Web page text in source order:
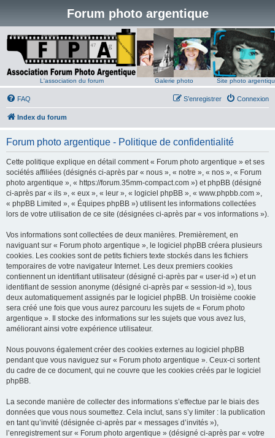
Forum photo argentique
L'association du forum Galerie photo Site photo
FAQ Connexion
S’enregistrer
Index du forum
Forum photo argentique - Politique de confidentialité
Cette politique explique en détail comment « Forum photo argentique » et ses
sociétés affiliées (désignés ci-après par « nous », « notre », « nos », « Forum
photo argentique », « https://forum.35mm-compact.com ») et phpBB (désigné
ci-après par « ils », « eux », « leur », « logiciel phpBB », « www.phpbb.com »,
« phpBB Limited », « Équipes phpBB ») utilisent les informations collectées
lors de votre utilisation de ce site (désignées ci-après par « vos informations »).
Vos informations sont collectées de deux manières. Premièrement, en
naviguant sur « Forum photo argentique », le logiciel phpBB créera plusieurs
cookies. Les cookies sont de petits fichiers texte stockés dans les fichiers
temporaires de votre navigateur Internet. Les deux premiers cookies
contiennent un identifiant utilisateur (désigné ci-après par « user-id ») et un
identifiant de session anonyme (désigné ci-après par « session-id »), tous
deux automatiquement assignés par le logiciel phpBB. Un troisième cookie
sera créé une fois que vous aurez parcouru les sujets de « Forum photo
argentique ». Il stocke des informations sur les sujets que vous avez lus,
améliorant ainsi votre expérience utilisateur.
Nous pouvons également créer des cookies externes au logiciel phpBB
pendant que vous naviguez sur « Forum photo argentique ». Ceux-ci sortent
du cadre de ce document, qui ne couvre que les cookies créés par le logiciel
phpBB.
La seconde manière de collecter des informations s’effectue par le biais des
données que vous nous soumettez. Cela inclut, sans s’y limiter : la publication
en tant qu’invité (désignée ci-après par « messages d’invités »),
l’enregistrement sur « Forum photo argentique » (désigné ci-après par « votre